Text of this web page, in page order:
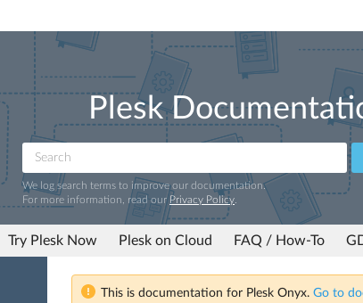
Plesk
We log search terms to improve our documentation.
For more information, read our Privacy Policy
Try Plesk Now Plesk on Cloud FAQ / How-To
This is documentation for Plesk Onyx. Go to